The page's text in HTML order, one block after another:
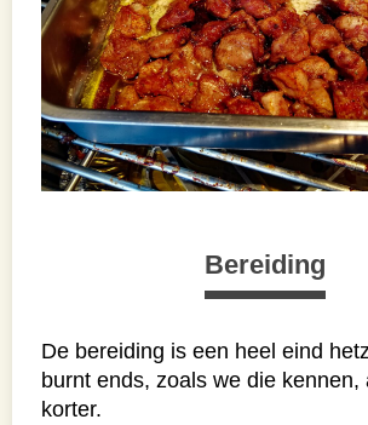
Bereiding
De bereiding is een heel eind
burnt ends, zoals we die kennen,
korter.